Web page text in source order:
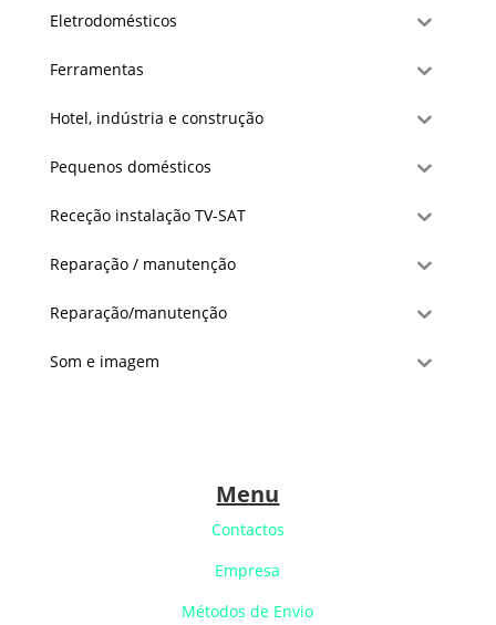
Eletrodomésticos
Ferramentas
Hotel, indústria e construção
Pequenos domésticos
Receção instalação TV-SAT
Reparação / manutenção
Reparação/manutenção
Som e imagem
Menu
Contactos
Empresa
Métodos de Envio